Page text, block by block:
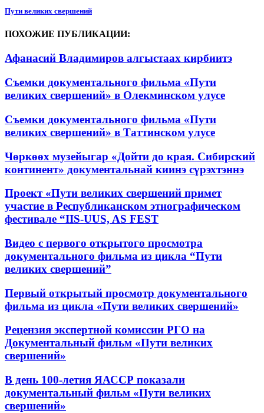
Пути великих свершений
ПОХОЖИЕ ПУБЛИКАЦИИ:
Афанасий Владимиров алгыстаах кирбиитэ
Съемки документального фильма «Пути
великих свершений» в Олекминском улусе
Съемки документального фильма «Пути
великих свершений» в Таттинском улусе
Чөркөөх музейыгар «Дойти до края. Сибирский
континент» документальнай киинэ сүрэхтэннэ
Проект «Пути великих свершений примет
участие в Республиканском этнографическом
фестивале “IIS-UUS, AS FEST
Видео с первого открытого просмотра
документального фильма из цикла “Пути
великих свершений”
Первый открытый просмотр документального
фильма из цикла «Пути великих свершений»
Рецензия экспертной комиссии РГО на
Документальный фильм «Пути великих
свершений»
В день 100-летия ЯАССР показали
документальный фильм «Пути великих
свершений»